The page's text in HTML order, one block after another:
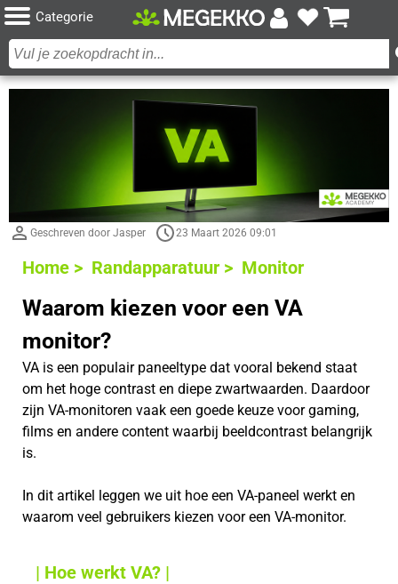
Categorie
Geschreven door Jasper 23 Maart 2026 09:01
Home > Randapparatuur > Monitor
Waarom kiezen voor een VA
monitor?
VA is een populair paneeltype dat vooral bekend staat
om het hoge contrast en diepe zwartwaarden. Daardoor
zijn VA-monitoren vaak een goede keuze voor gaming,
films en andere content waarbij beeldcontrast belangrijk
is.
In dit artikel leggen we uit hoe een VA-paneel werkt en
waarom veel gebruikers kiezen voor een VA-monitor.
| Hoe werkt VA? |